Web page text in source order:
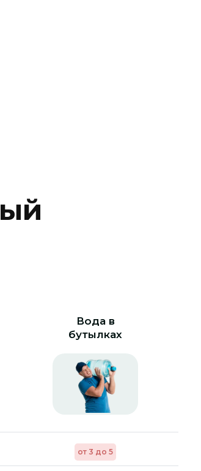
ый
Вода в
бутылках
от 3 до 5